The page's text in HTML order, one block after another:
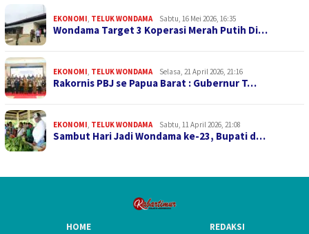
EKONOMI, TELUK WONDAMA Sabtu, 16 Mei 2026, 16:35
Wondama Target 3 Koperasi Merah Putih Di…
EKONOMI, TELUK WONDAMA Selasa, 21 April 2026, 21:16
Rakornis PBJ se Papua Barat : Gubernur T…
EKONOMI, TELUK WONDAMA Sabtu, 11 April 2026, 21:08
Sambut Hari Jadi Wondama ke-23, Bupati d…
HOME REDAKSI